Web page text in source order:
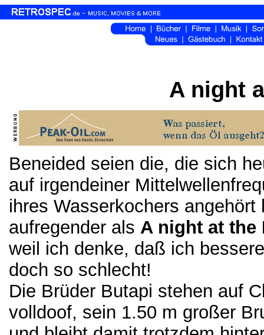
A night
Beneided seien die, die sich
auf irgendeiner
ihres Wasserkochers
aufregender als A night at the
weil ich denke, daß ich
doch so schlecht!
Die Brüder Butapi stehen auf
volldoof, sein 1.50 m großer